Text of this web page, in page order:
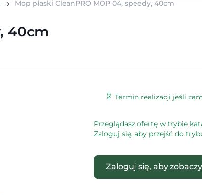
Mop płaski CleanPRO MOP 04, speedy, 40cm
40cm
Termin realizacji jeśli
Przeglądasz ofertę w trybie
Zaloguj się, aby przejść do
Zaloguj się, aby